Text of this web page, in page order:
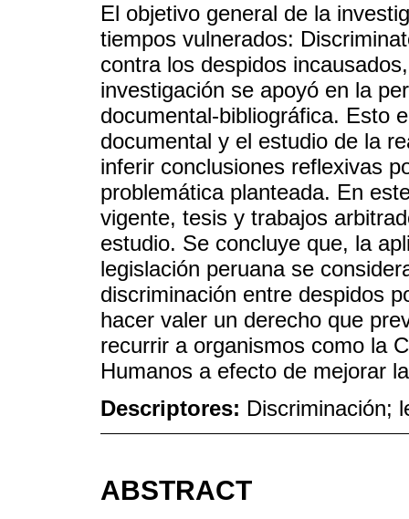
El objetivo general de la
tiempos vulnerados:
contra los despidos
investigación se apoyó en la
documental-bibliográfica. Esto
documental y el estudio de la
inferir conclusiones reflexivas
problemática planteada. En
vigente, tesis y trabajos
estudio. Se concluye que, la
legislación peruana se
discriminación entre despidos
hacer valer un derecho que
recurrir a organismos como la
Humanos a efecto de mejorar
Descriptores: Discriminación;
ABSTRACT